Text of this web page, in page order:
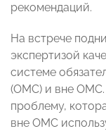
рекомендаций.
На встрече
экспертизой
системе
(ОМС) и вне ОМС.
проблему,
вне ОМС